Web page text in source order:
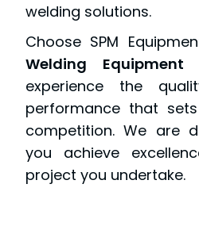
welding solutions.
Choose SPM
Welding Equipment
experience the
performance that
competition. We are
you achieve
project you undertake.